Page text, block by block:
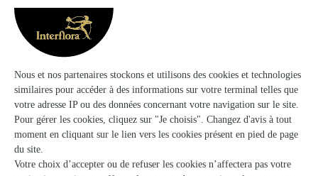
Cathie Fleurs
★ ★ ★
14, place du champ commun